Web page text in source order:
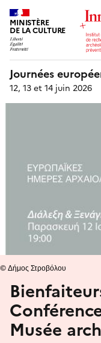
MINISTÈRE
DE LA CULTURE
Journées
12, 13 et 14 juin 2026
Musée
© Δήμος Στροβόλου